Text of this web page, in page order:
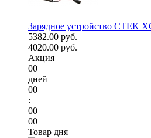
Зарядное устройство CTEK
5382.00 руб.
4020.00 руб.
Акция
00
дней
00
:
00
00
Товар дня